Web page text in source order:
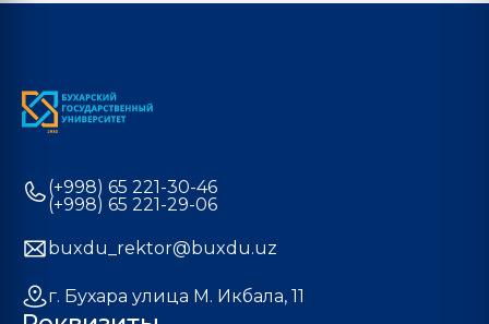
(+998) 65 221-30-46
(+998) 65 221-29-06
buxdu_rektor@buxdu.uz
г. Бухара улица М. Икбала, 11